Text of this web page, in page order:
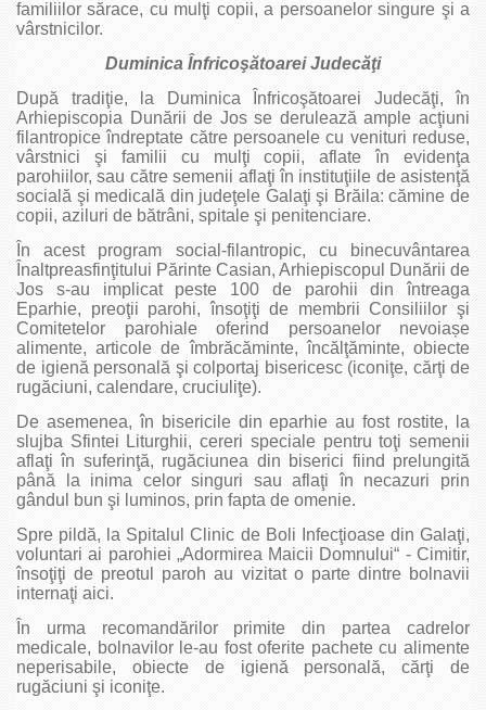
familiilor sărace, cu mulţi copii, a persoanelor singure şi a
vârstnicilor.
Duminica Înfricoşătoarei Judecăţi
După tradiţie, la Duminica Înfricoşătoarei Judecăţi, în
Arhiepiscopia Dunării de Jos se derulează ample acţiuni
filantropice îndreptate către persoanele cu venituri reduse,
vârstnici şi familii cu mulţi copii, aflate în evidenţa
parohiilor, sau către semenii aflaţi în instituţiile de asistenţă
socială şi medicală din judeţele Galaţi şi Brăila: cămine de
copii, aziluri de bătrâni, spitale şi penitenciare.
În acest program social‑filantropic, cu binecuvântarea
Înaltpreasfinţitului Părinte Casian, Arhiepiscopul Dunării de
Jos s‑au implicat peste 100 de parohii din întreaga
Eparhie, preoţii parohi, însoţiţi de membrii Consiliilor şi
Comitetelor parohiale oferind persoanelor nevoiașe
alimente, articole de îmbrăcăminte, încălţăminte, obiecte
de igienă personală şi colportaj bisericesc (iconiţe, cărţi de
rugăciuni, calendare, cruciuliţe).
De asemenea, în bisericile din eparhie au fost rostite, la
slujba Sfintei Liturghii, cereri speciale pentru toţi semenii
aflaţi în suferinţă, rugăciunea din biserici fiind prelungită
până la inima celor singuri sau aflaţi în necazuri prin
gândul bun şi luminos, prin fapta de omenie.
Spre pildă, la Spitalul Clinic de Boli Infecţioase din Galaţi,
vo­luntari ai parohiei „Adormirea Maicii Domnului“ - Cimitir,
înso­ţiţi de preotul paroh au vizitat o parte dintre bolnavii
internaţi aici.
În urma recomandărilor primite din partea cadrelor
medicale, bolnavilor le‑au fost oferite pachete cu alimente
neperisabile, obiecte de igienă personală, cărţi de
rugăciuni şi iconiţe.